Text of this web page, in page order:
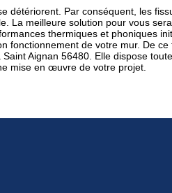
détériorent. Par conséquent, les
La meilleure solution pour vous
thermiques et phoniques
fonctionnement de votre mur. De
Aignan 56480. Elle dispose
mise en œuvre de votre projet.